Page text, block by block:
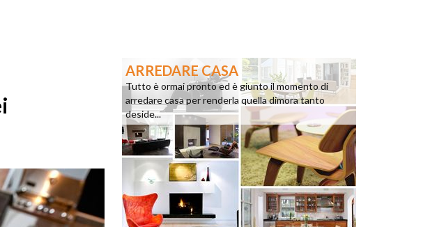
ARREDARE CASA
Tutto è ormai pronto ed è giunto il momento di
arredare casa per renderla quella dimora tanto
deside...